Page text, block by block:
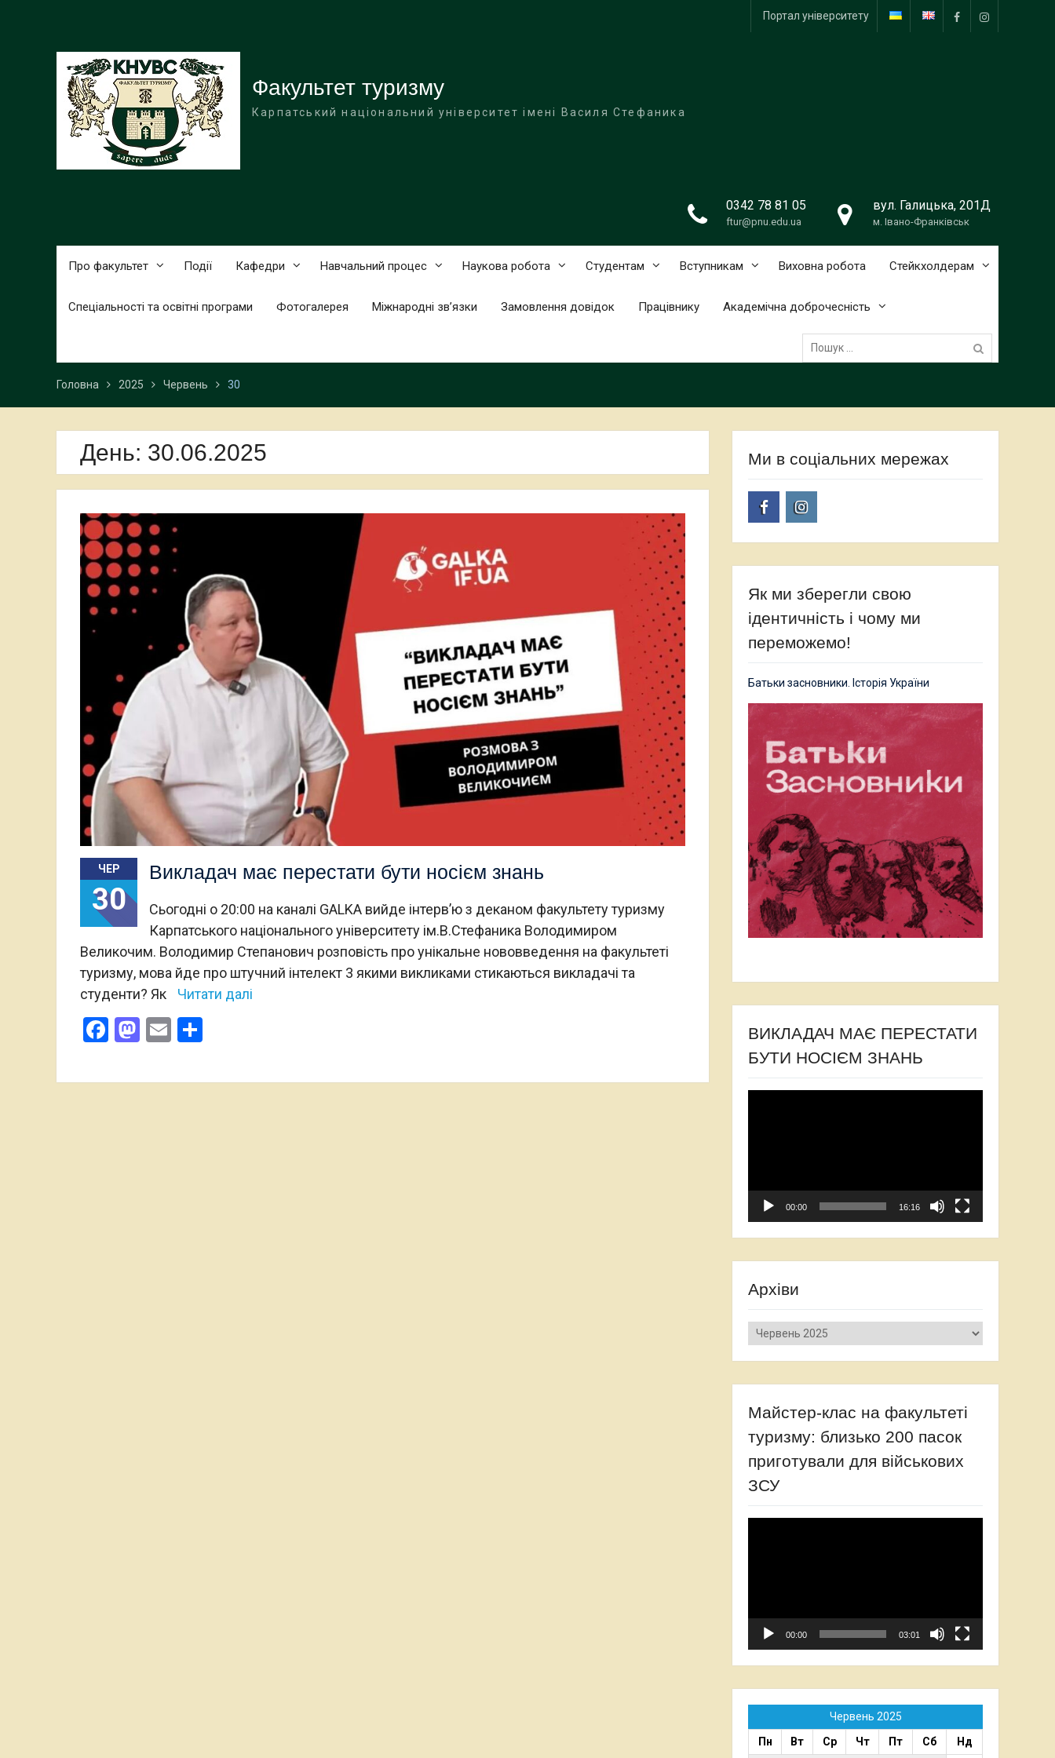
FacebookInstagram
Портал університету
Факультет туризму
Карпатський національний університет імені Василя Стефаника
0342 78 81 05
ftur@pnu.edu.ua
вул. Галицька, 201Д
м. Івано-Франківськ
Про факультет Події Кафедри Навчальний процес Наукова робота Студентам Вступникам Виховна робота Стейкхолдерам
Спеціальності та освітні програми Фотогалерея Міжнародні зв’язки Замовлення довідок Працівнику Академічна доброчесність
Пошук:
Головна 2025 Червень 30
День: 30.06.2025
ЧЕР
30
Викладач має перестати бути носієм знань
Сьогодні о 20:00 на каналі GALKA вийде інтервʼю з деканом факультету туризму
Карпатського національного університету ім.В.Стефаника Володимиром
Великочим. Володимир Степанович розповість про унікальне нововведення на факультеті
туризму, мова йде про штучний інтелект 3 якими викликами стикаються викладачі та
студенти? Як
Читати далі
Facebook
Mastodon
Email
Ми в соціальних мережах
Як ми зберегли свою
ідентичність і чому ми
переможемо!
Батьки засновники. Історія України
ВИКЛАДАЧ МАЄ ПЕРЕСТАТИ
БУТИ НОСІЄМ ЗНАНЬ
00:00 16:16
Архіви
Архіви
Майстер-клас на факультеті
туризму: близько 200 пасок
приготували для військових
ЗСУ
00:00 03:01
Червень 2025
Пн
Вт Ср Чт Пт Сб Нд